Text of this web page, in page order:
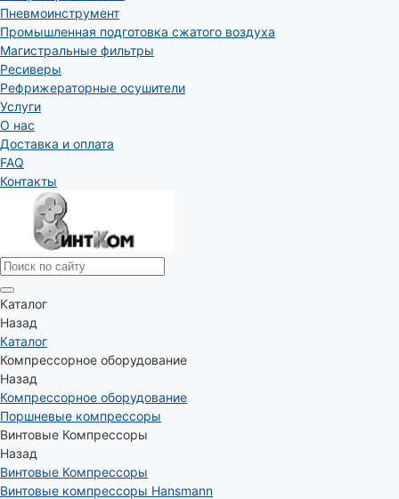
Пневмоинструмент
Промышленная подготовка сжатого воздуха
Магистральные фильтры
Ресиверы
Рефрижераторные осушители
Услуги
О нас
Доставка и оплата
FAQ
Контакты
Каталог
Назад
Каталог
Компрессорное оборудование
Назад
Компрессорное оборудование
Поршневые компрессоры
Винтовые Компрессоры
Назад
Винтовые Компрессоры
Винтовые компрессоры Hansmann